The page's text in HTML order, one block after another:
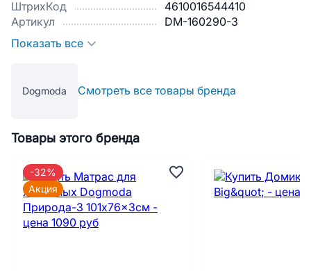
ШтрихКод
4610016544410
Артикул
DM-160290-3
Показать все
Dogmoda Смотреть все товары бренда
Товары этого бренда
-32%
Акция